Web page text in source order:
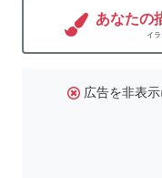
あなたの
イ
広告を非表